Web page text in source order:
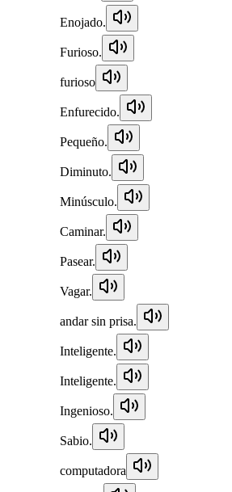
Enojado.
Furioso.
furioso
Enfurecido.
Pequeño.
Diminuto.
Minúsculo.
Caminar.
Pasear.
Vagar.
andar sin prisa.
Inteligente.
Inteligente.
Ingenioso.
Sabio.
computadora